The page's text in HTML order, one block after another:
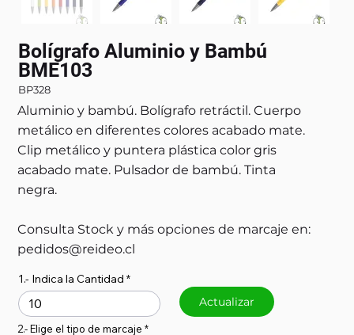
Bolígrafo Aluminio y Bambú
BME103
BP328
Aluminio y bambú. Bolígrafo retráctil. Cuerpo
metálico en diferentes colores acabado mate.
Clip metálico y puntera plástica color gris
acabado mate. Pulsador de bambú. Tinta
negra.
Consulta Stock y más opciones de marcaje en:
pedidos@reideo.cl
1.- Indica la Cantidad
Actualizar
2.- Elige el tipo de marcaje